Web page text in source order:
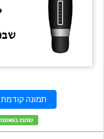
יצירה משחקי בנות
מתכונים
תמונה קודמת